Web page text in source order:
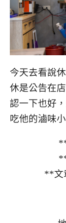
今天去看說
休是公告在
認一下也好
吃他的滷味
**文